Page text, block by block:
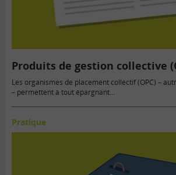
Produits de gestion collective
Les organismes de placement collectif (OPC) –
– permettent à tout épargnant...
Pratique